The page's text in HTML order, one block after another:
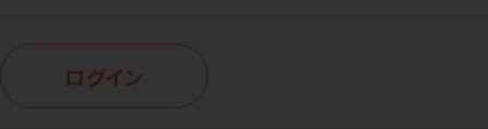
ログイン